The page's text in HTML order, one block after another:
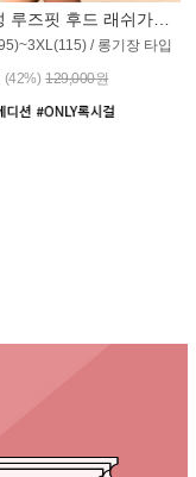
/ 롱기장 타입
(42%) 129,000원